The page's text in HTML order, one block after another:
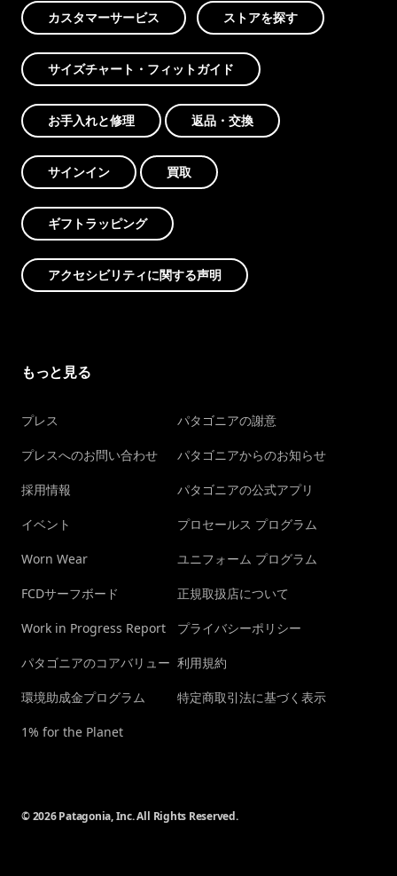
カスタマーサービス ストアを探す
サイズチャート・フィットガイド
お手入れと修理 返品・交換
サインイン 買取
ギフトラッピング
アクセシビリティに関する声明
もっと見る
プレス
プレスへのお問い合わせ
採用情報
イベント
Worn Wear
FCDサーフボード
Work in Progress Report
パタゴニアのコアバリュー
環境助成金プログラム
1% for the Planet
パタゴニアの謝意
パタゴニアからのお知らせ
パタゴニアの公式アプリ
プロセールス プログラム
ユニフォーム プログラム
正規取扱店について
プライバシーポリシー
利用規約
特定商取引法に基づく表示
© 2026 Patagonia, Inc. All Rights Reserved.